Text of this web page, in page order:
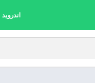
اندرويد